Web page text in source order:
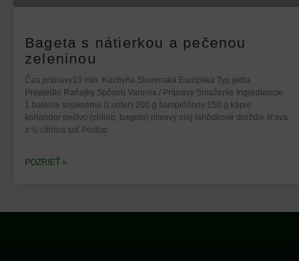
Bageta s nátierkou a pečenou
zeleninou
Čas prípravy10 min. Kuchyňa Slovenská Európska Typ jedla
Predjedlo Raňajky Spôsob Varenia / Prípravy Smaženie Ingrediencie
1 balenie sojakrému (Lunter) 200 g šampiňónov 150 g kápie
koriander pečivo (chlieb, bageta) olivový olej lahôdkové droždie šťava
z ½ citróna soľ Postup
POZRIEŤ »